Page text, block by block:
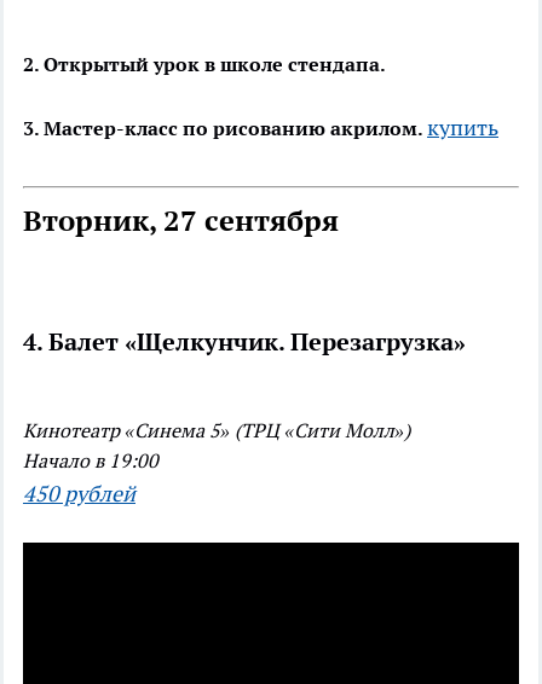
2. Открытый урок в школе стендапа.
3. Мастер-класс по рисованию акрилом. купить
Вторник, 27 сентября
4. Балет «Щелкунчик. Перезагрузка»
Кинотеатр «Синема 5» (ТРЦ «Сити Молл»)
Начало в 19:00
450 рублей